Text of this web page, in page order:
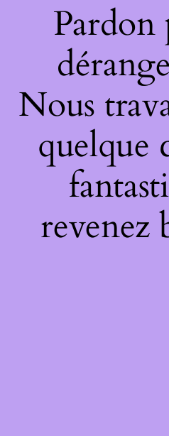
Pardon
Nous
quelque
revenez